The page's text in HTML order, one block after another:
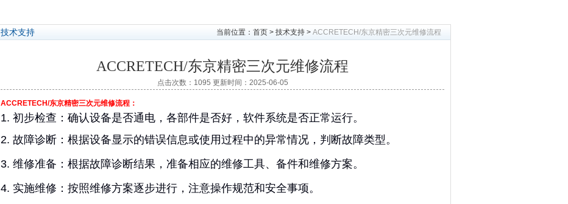
技术支持 当前位置： 首页 > 技术支持 > ACCRETECH/东京精密三次元维修流程
ACCRETECH/东京精密三次元维修流程
点击次数：1095 更新时间：2025-06-05
ACCRETECH/东京精密三次元维修流程：
1. 初步检查：确认设备是否通电，各部件是否好，软件系统是否正常运行。
2. 故障诊断：根据设备显示的错误信息或使用过程中的异常情况，判断故障类型。
3. 维修准备：根据故障诊断结果，准备相应的维修工具、备件和维修方案。
4. 实施维修：按照维修方案逐步进行，注意操作规范和安全事项。